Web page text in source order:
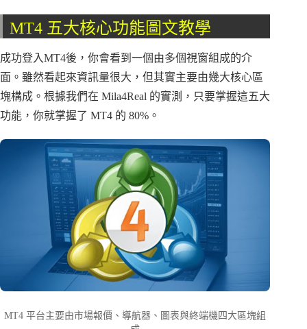
MT4 五大核心功能圖文教學
成功登入MT4後，你會看到一個由多個視窗組成的介
面。雖然看起來資訊量很大，但其實主要由幾大核心區
塊構成。根據我們在 Mila4Real 的實測，只要掌握這五大
功能，你就掌握了 MT4 的 80%。
MT4 平台主要由市場報價、導航器、圖表與終端機四大區塊組